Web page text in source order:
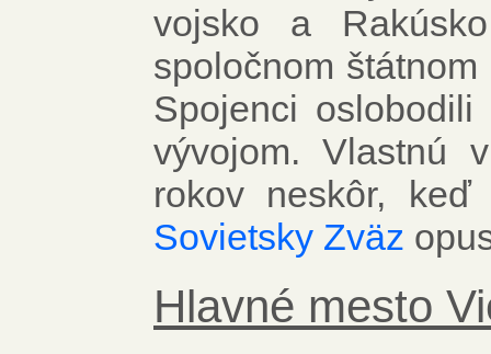
vojsko a
spoločnom
Spojenci
vývojom. Vlastnú
rokov neskôr,
Sovietsky Zväz
Hlavné mesto